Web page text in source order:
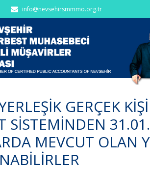
info@nevsehirsmmmo.org.tr
GERÇEK
SİSTEMİNDEN
MEVCUT OLAN